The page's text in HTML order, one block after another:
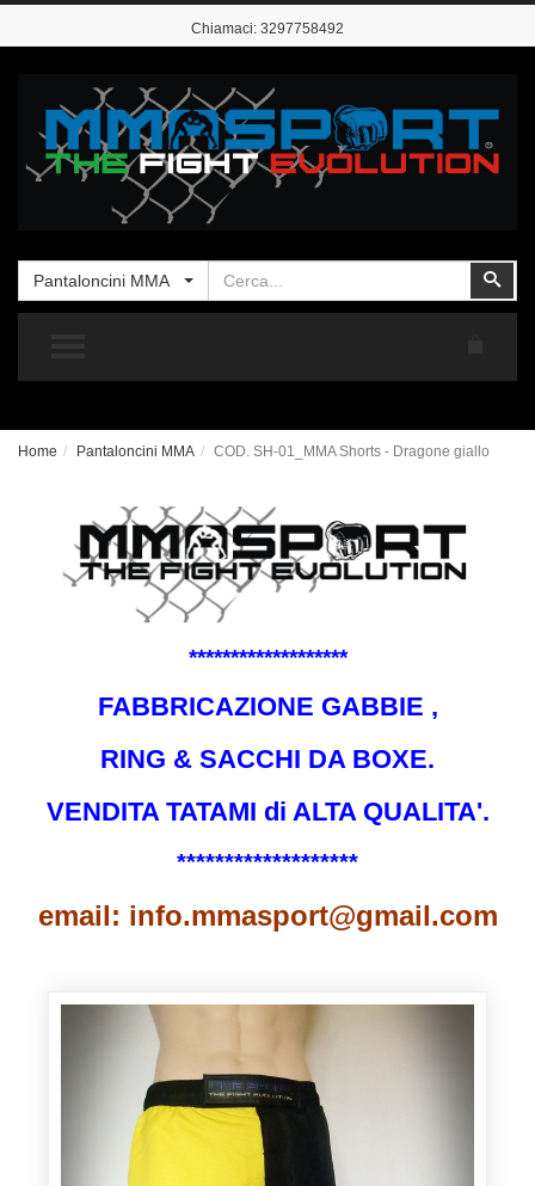
Chiamaci: 3297758492
Pantaloncini MMA
Home Pantaloncini MMA COD. SH-01_MMA Shorts - Dragone giallo
*******************
FABBRICAZIONE GABBIE ,
RING & SACCHI DA BOXE.
VENDITA TATAMI di ALTA QUALITA'.
*******************
email: info.mmasport@gmail.com